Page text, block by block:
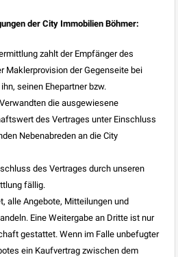
der City Immobilien Böhmer:
zahlt der Empfänger des
Maklerprovision der Gegenseite bei
seinen Ehepartner bzw.
die ausgewiesene
des Vertrages unter Einschluss
Nebenabreden an die City
des Vertrages durch unseren
fällig.
alle Angebote, Mitteilungen und
Eine Weitergabe an Dritte ist nur
gestattet. Wenn im Falle unbefugter
ein Kaufvertrag zwischen dem